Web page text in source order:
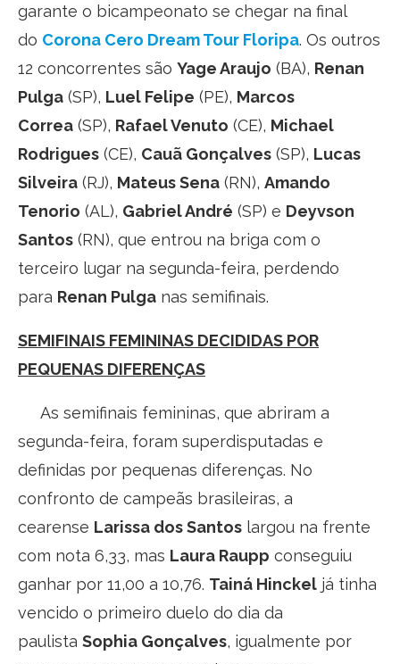
garante o bicampeonato se chegar na final
do Corona Cero Dream Tour Floripa. Os outros
12 concorrentes são Yage Araujo (BA), Renan
Pulga (SP), Luel Felipe (PE), Marcos
Correa (SP), Rafael Venuto (CE), Michael
Rodrigues (CE), Cauã Gonçalves (SP), Lucas
Silveira (RJ), Mateus Sena (RN), Amando
Tenorio (AL), Gabriel André (SP) e Deyvson
Santos (RN), que entrou na briga com o
terceiro lugar na segunda-feira, perdendo
para Renan Pulga nas semifinais.
SEMIFINAIS FEMININAS DECIDIDAS POR
PEQUENAS DIFERENÇAS
As semifinais femininas, que abriram a
segunda-feira, foram superdisputadas e
definidas por pequenas diferenças. No
confronto de campeãs brasileiras, a
cearense Larissa dos Santos largou na frente
com nota 6,33, mas Laura Raupp conseguiu
ganhar por 11,00 a 10,76. Tainá Hinckel já tinha
vencido o primeiro duelo do dia da
paulista Sophia Gonçalves, igualmente por